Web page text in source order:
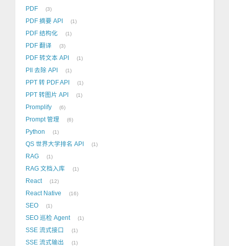
PDF 3
PDF 摘要 API 1
PDF 结构化 1
PDF 翻译 3
PDF 转文本 API 1
PII 去除 API 1
PPT 转 PDF API 1
PPT 转图片 API 1
Promplify 6
Prompt 管理 6
Python 1
QS 世界大学排名 API 1
RAG 1
RAG 文档入库 1
React 12
React Native 16
SEO 1
SEO 巡检 Agent 1
SSE 流式接口 1
SSE 流式输出 1